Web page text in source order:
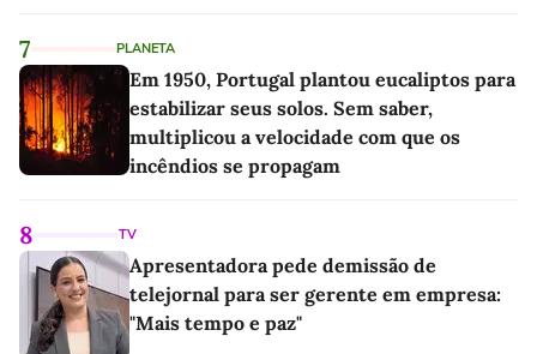
7 PLANETA
Em 1950, Portugal plantou eucaliptos para
estabilizar seus solos. Sem saber,
multiplicou a velocidade com que os
incêndios se propagam
8 TV
Apresentadora pede demissão de
telejornal para ser gerente em empresa:
"Mais tempo e paz"